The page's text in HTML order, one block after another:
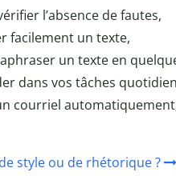
l’absence de fautes,
facilement un texte,
un texte en
dans vos tâches
courriel
style ou de rhétorique ?